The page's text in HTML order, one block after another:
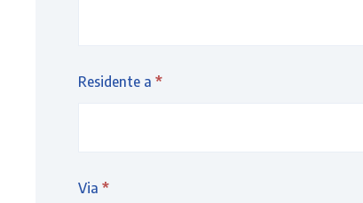
Residente a *
Via *